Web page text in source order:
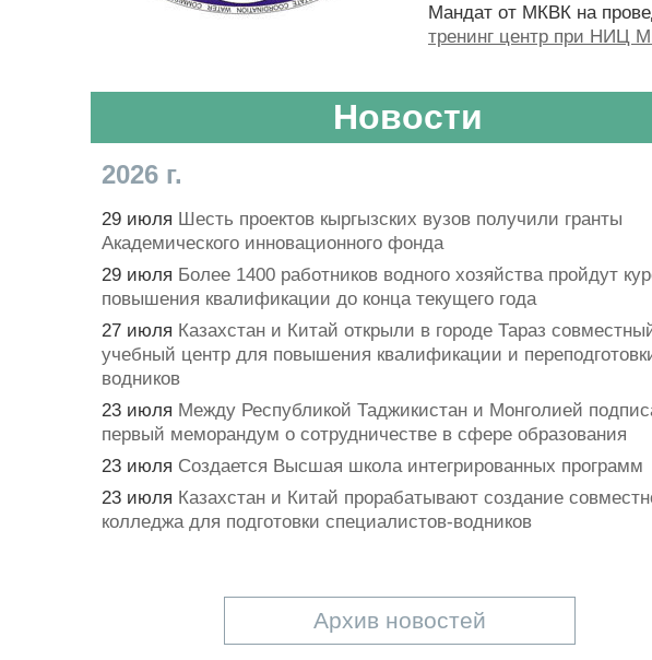
Мандат от МКВК на
тренинг центр при НИЦ
Новости
2026 г.
29 июля Шесть проектов кыргызских вузов получили гранты
Академического инновационного фонда
29 июля Более 1400 работников водного хозяйства пройдут
повышения квалификации до конца текущего года
27 июля Казахстан и Китай открыли в городе Тараз
учебный центр для повышения квалификации и
водников
23 июля Между Республикой Таджикистан и Монголией
первый меморандум о сотрудничестве в сфере образования
23 июля Создается Высшая школа интегрированных программ
23 июля Казахстан и Китай прорабатывают создание
колледжа для подготовки специалистов-водников
Архив новостей